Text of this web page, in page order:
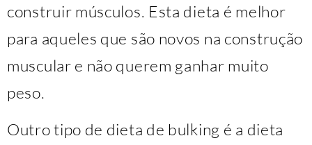
construir músculos. Esta dieta é melhor
para aqueles que são novos na construção
muscular e não querem ganhar muito
peso.
Outro tipo de dieta de bulking é a dieta